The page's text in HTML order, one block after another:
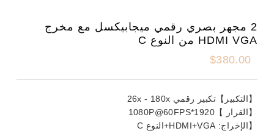
2 مجهر بصري رقمي ميجابيكسل مع مخرج
HDMI VGA من النوع C
$380.00
【التكبير】تكبير رقمي 26x - 180x
【القرار 】1920*1080P@60FPS
【الإخراج: HDMI+VGA+النوع C